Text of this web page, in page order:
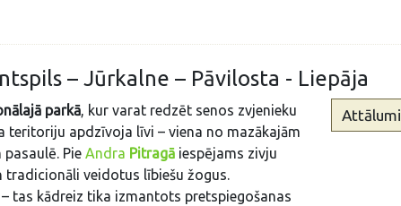
– Jūrkalne – Pāvilosta - Liepāja
parkā, kur varat redzēt senos zvjenieku
teritoriju apdzīvoja līvi – viena no mazākajām
Pie Andra Pitragā iespējams zivju
tradicionāli veidotus lībiešu žogus.
– tas kādreiz tika izmantots pretspiegošanas
Attālumi